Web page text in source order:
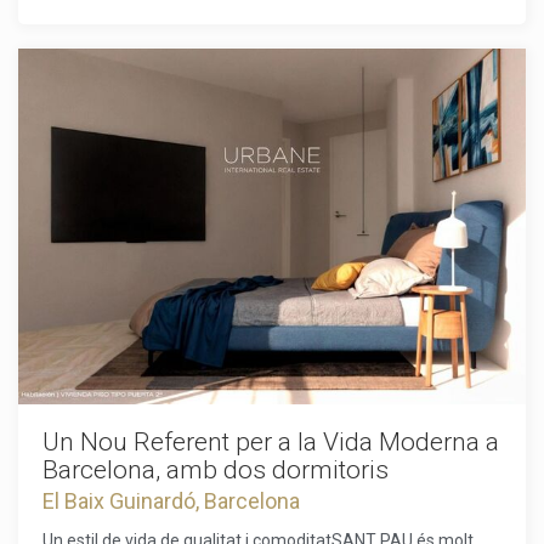
Un Nou Referent per a la Vida Moderna a
Barcelona, amb dos dormitoris
El Baix Guinardó, Barcelona
Un estil de vida de qualitat i comoditatSANT PAU és molt